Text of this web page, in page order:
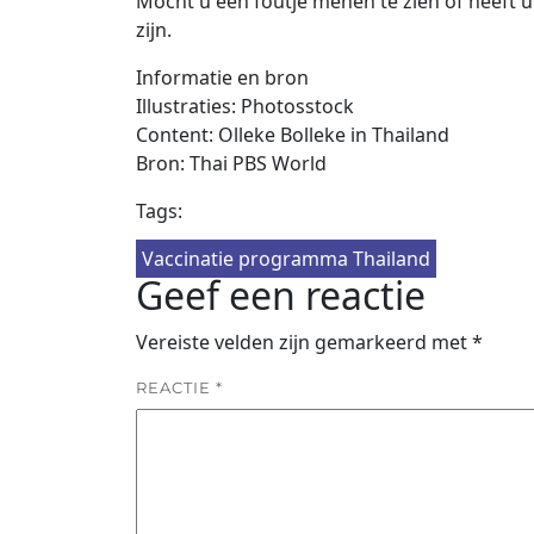
zijn.
Informatie en bron
Illustraties: Photosstock
Content: Olleke Bolleke in Thailand
Bron: Thai PBS World
Tags:
Vaccinatie programma Thailand
Geef een reactie
Vereiste velden zijn gemarkeerd met*
REACTIE *